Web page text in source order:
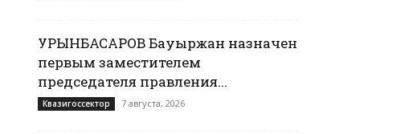
УРЫНБАСАРОВ Бауыржан назначен
первым заместителем
председателя правления...
Квазигоссектор 7 августа, 2026